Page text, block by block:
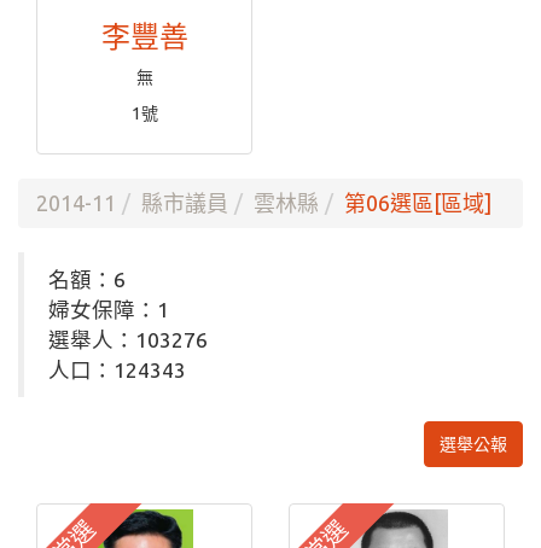
李豐善
無
1號
2014-11 縣市議員 雲林縣 第06選區[區域]
名額：6
婦女保障：1
選舉人：103276
人口：124343
選舉公報